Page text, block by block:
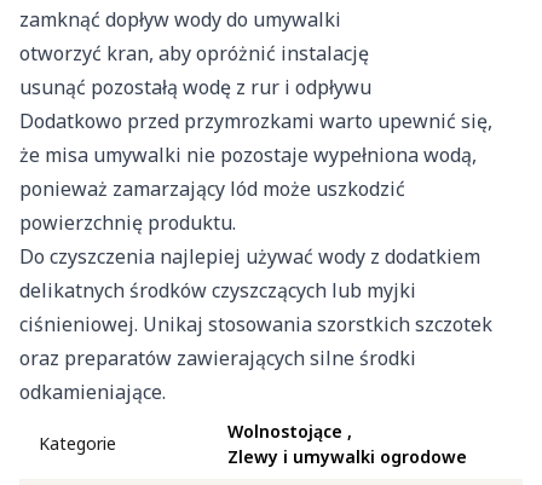
zamknąć dopływ wody do umywalki
otworzyć kran, aby opróżnić instalację
usunąć pozostałą wodę z rur i odpływu
Dodatkowo przed przymrozkami warto upewnić się,
że misa umywalki nie pozostaje wypełniona wodą,
ponieważ zamarzający lód może uszkodzić
powierzchnię produktu.
Do czyszczenia najlepiej używać wody z dodatkiem
delikatnych środków czyszczących lub myjki
ciśnieniowej. Unikaj stosowania szorstkich szczotek
oraz preparatów zawierających silne środki
odkamieniające.
Kategorie
Wolnostojące
Zlewy i umywalki ogrodowe